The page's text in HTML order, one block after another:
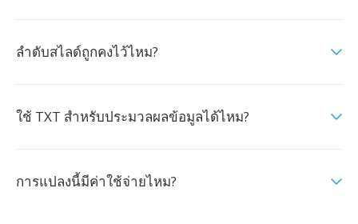
ลำดับสไลด์ถูกคงไว้ไหม?
ใช้ TXT สำหรับประมวลผลข้อมูลได้ไหม?
การแปลงนี้มีค่าใช้จ่ายไหม?